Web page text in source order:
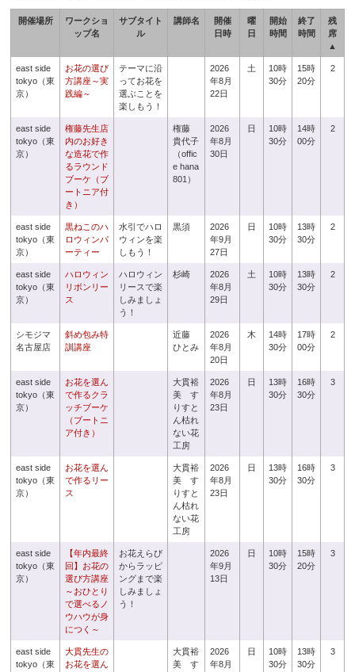
開催場所
ワークショ
ップ名
サブタイト
ル
講師名
開催
日時
曜
日
開始
時間
終了
時間
残
席
▲
east side
tokyo（東
京）
お花の選び
方講座～実
践編～
テーマに沿
ってお花を
選ぶことを
楽しもう！
2026
年8月
22日
土
10時
30分
15時
20分
2
east side
tokyo（東
京）
権藤先生店
内のお好き
な造花で作
るラウンド
ブーケ（ブ
ートニア付
き）
権藤
貴代子
（offic
e hana
801）
2026
年8月
30日
日
10時
30分
14時
00分
2
east side
tokyo（東
京）
黒ねこのハ
ロウィンパ
ーティー
水引でハロ
ウィンを楽
しもう！
黒須
2026
年9月
27日
日
10時
30分
13時
30分
2
east side
tokyo（東
京）
ハロウィン
リボンリー
ス
ハロウィン
リースで楽
しみましょ
う！
杉崎
2026
年8月
29日
土
10時
30分
13時
30分
2
シモジマ
名古屋店
斜め包み特
訓講座
近藤
ひとみ
2026
年8月
20日
木
14時
30分
17時
00分
2
east side
tokyo（東
京）
お花を選ん
で作るクラ
ッチブーケ
（ブートニ
ア付き）
大貫裕
美 す
りすと
ん枯れ
ない花
工房
2026
年8月
23日
日
13時
30分
16時
30分
3
east side
tokyo（東
京）
お花を選ん
で作るリー
ス
大貫裕
美 す
りすと
ん枯れ
ない花
工房
2026
年8月
23日
日
13時
30分
16時
30分
3
east side
tokyo（東
京）
【年内最終
回】お花の
選び方講座
～おひとり
で選べるノ
ウハウが身
につく～
お花えらび
からラッピ
ングまで楽
しみましょ
う！
2026
年9月
13日
日
10時
30分
15時
20分
3
east side
tokyo（東
大貫先生の
お花を選ん
大貫裕
美 す
2026
年8月
日
10時
30分
13時
30分
3